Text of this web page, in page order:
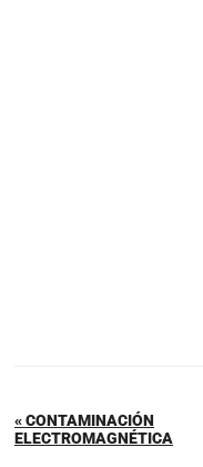
« CONTAMINACIÓN
ELECTROMAGNÉTICA